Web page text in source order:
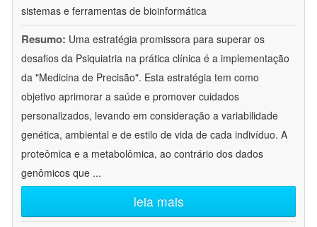
sistemas e ferramentas de bioinformática
Resumo: Uma estratégia promissora para superar os
desafios da Psiquiatria na prática clínica é a implementação
da "Medicina de Precisão". Esta estratégia tem como
objetivo aprimorar a saúde e promover cuidados
personalizados, levando em consideração a variabilidade
genética, ambiental e de estilo de vida de cada indivíduo. A
proteômica e a metabolômica, ao contrário dos dados
genômicos que ...
leia mais